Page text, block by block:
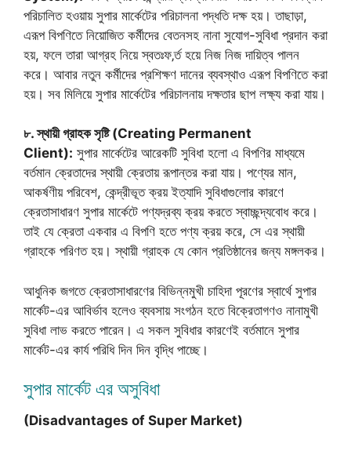
পরিচালিত হওয়ায় সুপার মার্কেটের পরিচালনা পদ্ধতি দক্ষ হয়। তাছাড়া,
এরূপ বিপণিতে নিয়োজিত কর্মীদের বেতনসহ নানা সুযোগ-সুবিধা প্রদান করা
হয়, ফলে তারা আগ্রহ নিয়ে স্বতঃফ‚র্ত হয়ে নিজ নিজ দায়িত্ব পালন
করে। আবার নতুন কর্মীদের প্রশিক্ষণ দানের ব্যবস্থাও এরূপ বিপণিতে করা
হয়। সব মিলিয়ে সুপার মার্কেটের পরিচালনায় দক্ষতার ছাপ লক্ষ্য করা যায়।
৮. স্থায়ী গ্রাহক সৃষ্টি (Creating Permanent
Client): সুপার মার্কেটের আরেকটি সুবিধা হলো এ বিপণির মাধ্যমে
বর্তমান ক্রেতাদের স্থায়ী ক্রেতায় রূপান্তর করা যায়। পণ্যের মান,
আকর্ষণীয় পরিবেশ, কেন্দ্রীভূত ক্রয় ইত্যাদি সুবিধাগুলোর কারণে
ক্রেতাসাধারণ সুপার মার্কেটে পণ্যদ্রব্য ক্রয় করতে স্বাচ্ছন্দ্যবোধ করে।
তাই যে ক্রেতা একবার এ বিপণি হতে পণ্য ক্রয় করে, সে এর স্থায়ী
গ্রাহকে পরিণত হয়। স্থায়ী গ্রাহক যে কোন প্রতিষ্ঠানের জন্য মঙ্গলকর।
আধুনিক জগতে ক্রেতাসাধারণের বিভিন্নমুখী চাহিদা পূরণের স্বার্থে সুপার
মার্কেট-এর আবির্ভাব হলেও ব্যবসায় সংগঠন হতে বিক্রেতাগণও নানামুখী
সুবিধা লাভ করতে পারেন। এ সকল সুবিধার কারণেই বর্তমানে সুপার
মার্কেট-এর কার্য পরিধি দিন দিন বৃদ্ধি পাচ্ছে।
সুপার মার্কেট এর অসুবিধা
(Disadvantages of Super Market)